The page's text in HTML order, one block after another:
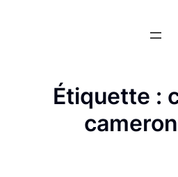
Étiquette :